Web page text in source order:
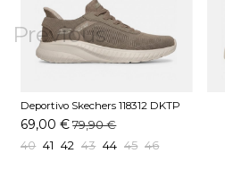
Previous
Deportivo Skechers 118312 DKTP
Taupe
69,00 € 79,90 €
40 41 42 43 44 45 46